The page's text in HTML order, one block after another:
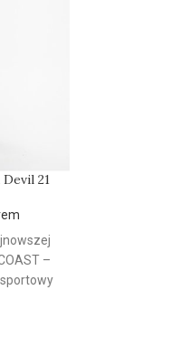
21
–
sportowy